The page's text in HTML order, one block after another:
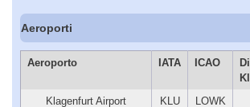
Aeroporti
Aeroporto IATA ICAO
Klagenfurt Airport
KLU LOWK